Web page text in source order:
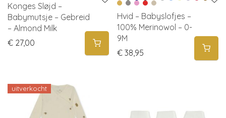
Konges Sløjd –
Babymutsje – Gebreid
– Almond Milk
€ 27,00
Hvid – Babyslofjes –
100% Merinowol – 0-
9M
€ 38,95
uitverkocht